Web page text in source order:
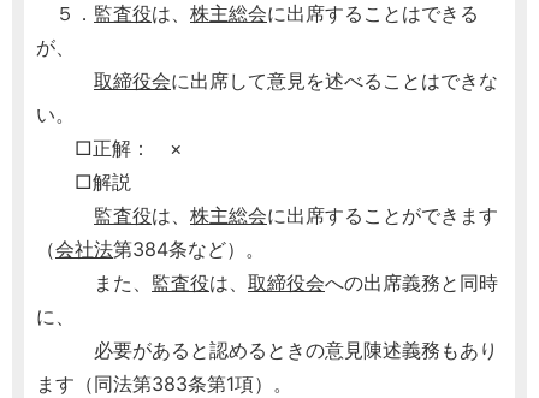
５． 監査役は、 株主総会に出席することはできる
が、
取締役会に出席して意見を述べることはできな
い。
□正解： ×
□解説
監査役は、 株主総会に出席することができます
（会社法第384条など）。
また、 監査役は、 取締役会への出席義務と同時
に、
必要があると認めるときの意見陳述義務もあり
ます（同法第383条第1項）。